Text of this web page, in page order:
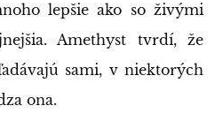
lepšie ako so živými
Amethyst tvrdí, že
sami, v niektorých
ona.